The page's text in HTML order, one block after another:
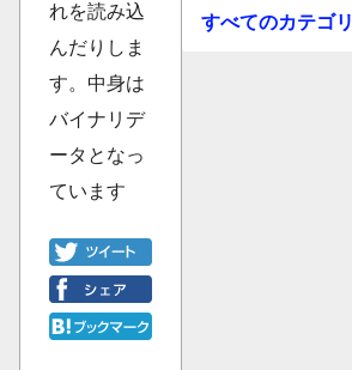
れを読み込
んだりしま
す。中身は
バイナリデ
ータとなっ
ています
すべてのカテゴリ